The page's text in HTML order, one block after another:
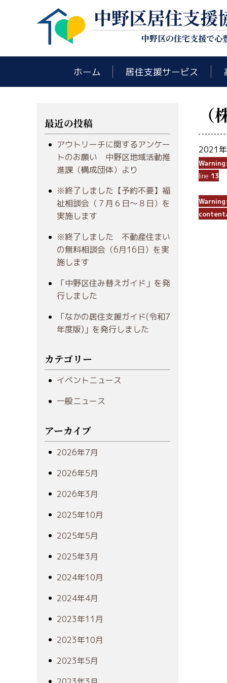
中野区居住支援
中野区の住宅支援で心
ホーム 居住支援サービス
2021
Warning
line 13
Warning
最近の投稿
アウトリーチに関するアンケー
トのお願い 中野区地域活動推
進課（構成団体）より
※終了しました【予約不要】福
祉相談会（７月６日～８日）を
実施します
※終了しました 不動産住まい
の無料相談会（6月16日）を実
施します
「中野区住み替えガイド」を発
行しました
「なかの居住支援ガイド(令和7
年度版)」を発行しました
カテゴリー
イベントニュース
一般ニュース
アーカイブ
2026年7月
2026年5月
2026年3月
2025年10月
2025年5月
2025年3月
2024年10月
2024年4月
2023年11月
2023年10月
2023年5月